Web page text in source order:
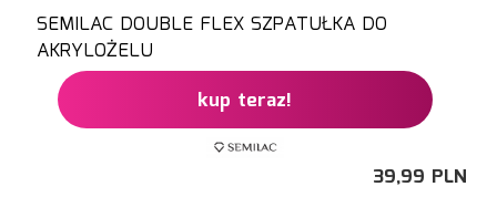
SEMILAC DOUBLE FLEX SZPATUŁKA DO
AKRYLOŻELU
kup teraz!
39,99 PLN